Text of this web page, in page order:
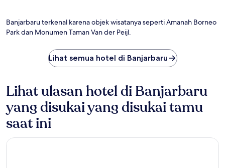
Banjarbaru terkenal karena objek wisatanya seperti Amanah Borneo
Park dan Monumen Taman Van der Peijl.
Lihat semua hotel di Banjarbaru
Lihat ulasan hotel di Banjarbaru
yang disukai yang disukai tamu
saat ini
Cordia Hotel Banjarmasin - Hotel Dalam Bandara